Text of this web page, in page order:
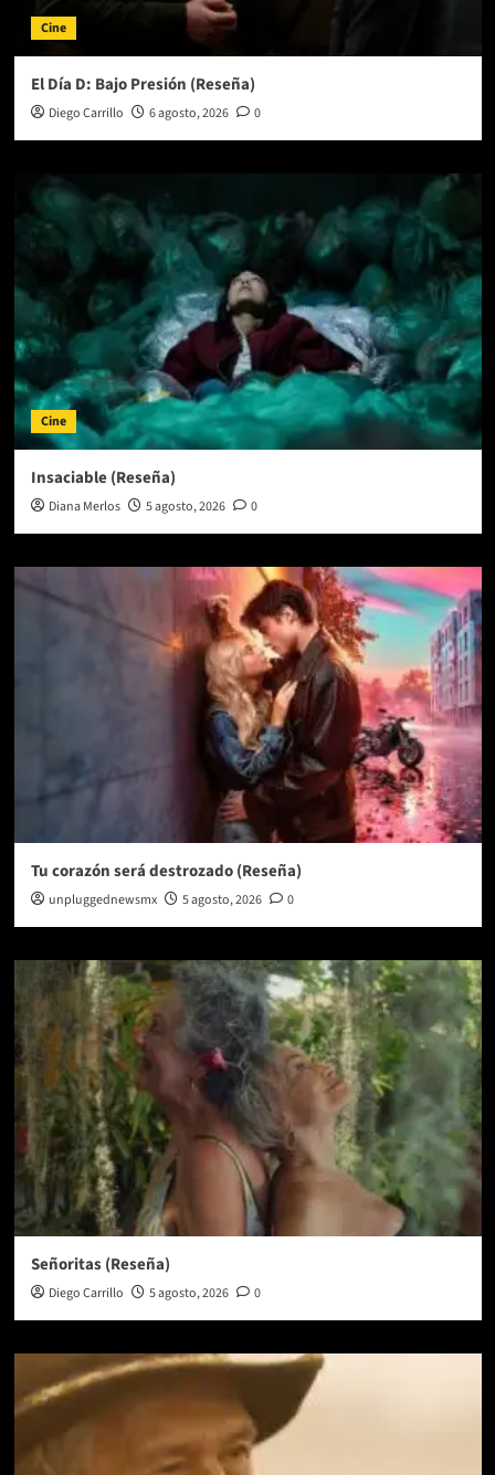
Cine
El Día D: Bajo Presión (Reseña)
Diego Carrillo 6 agosto, 2026 0
Cine
Insaciable (Reseña)
Diana Merlos 5 agosto, 2026 0
Tu corazón será destrozado (Reseña)
unpluggednewsmx 5 agosto, 2026 0
Señoritas (Reseña)
Diego Carrillo 5 agosto, 2026 0